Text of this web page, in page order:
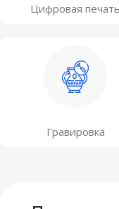
Цифровая печать
Гравировка